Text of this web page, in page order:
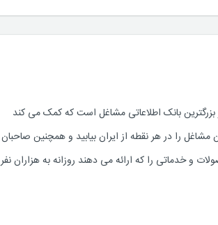
یکی از بزرگترین بانک اطلاعاتی مشاغل است که کمک می کند
مشاغل را در هر نقطه از ایران بیابید و همچنین صاحبان
و خدماتی را که ارائه می دهند روزانه به هزاران نفر